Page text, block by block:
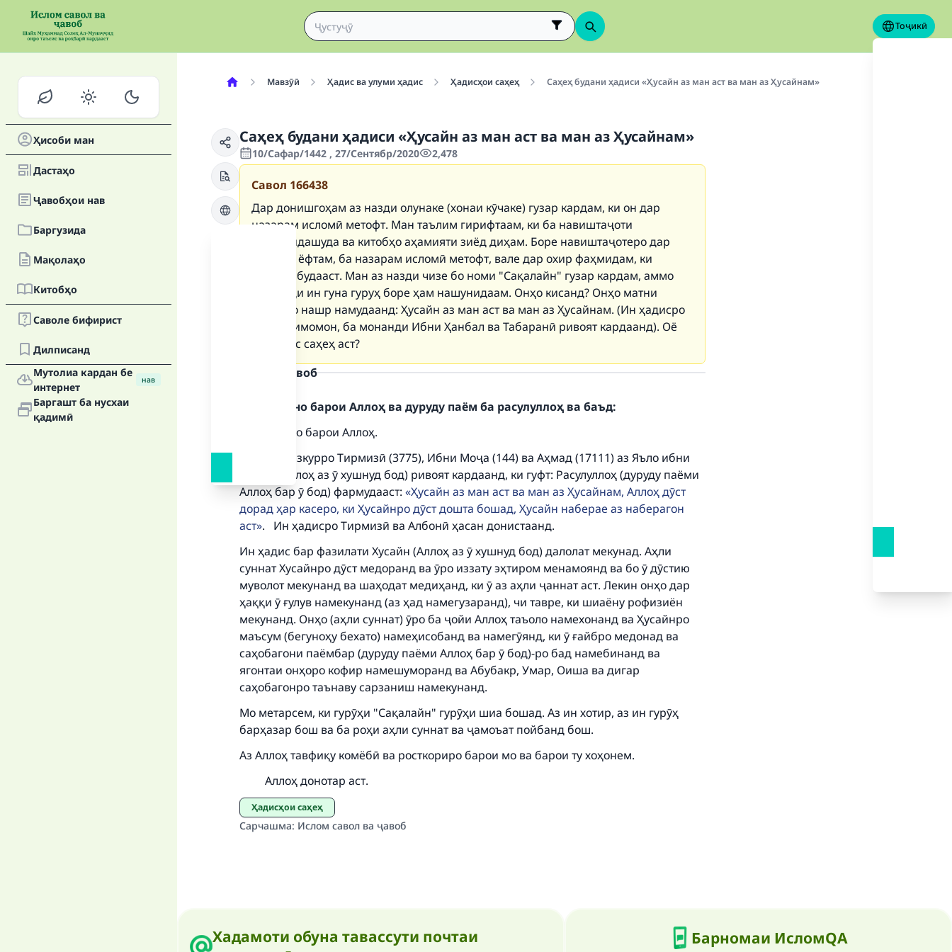
Тоҷикӣ
Ҳисоби ман
Дастаҳо
Ҷавобҳои нав
Баргузида
Мақолаҳо
Китобҳо
Саволе бифирист
Дилписанд
Мутолиа кардан бе
интернет
нав
Баргашт ба нусхаи
қадимӣ
Мавзӯӣ Ҳадис ва улуми ҳадис Ҳадисҳои саҳеҳ Саҳеҳ будани ҳадиси «Ҳусайн аз ман аст ва ман аз Ҳусайнам»
Саҳеҳ будани ҳадиси «Ҳусайн аз ман аст ва ман аз Ҳусайнам»
10/Сафар/1442 , 27/Сентябр/2020 2,478
Савол 166438
Дар донишгоҳам аз назди олунаке (хонаи кӯчаке) гузар кардам, ки он дар
назарам исломӣ метофт. Ман таълим гирифтаам, ки ба навиштаҷоти
часпонидашуда ва китобҳо аҳамияти зиёд диҳам. Боре навиштаҷотеро дар
олунаке ёфтам, ба назарам исломӣ метофт, вале дар охир фаҳмидам, ки
Аҳмадӣ будааст. Ман аз назди чизе бо номи "Сақалайн" гузар кардам, аммо
ман оиди ин гуна гуруҳ боре ҳам нашунидаам. Онҳо кисанд? Онҳо матни
зеринро нашр намудаанд: Ҳусайн аз ман аст ва ман аз Ҳусайнам. (Ин ҳадисро
якчанд имомон, ба монанди Ибни Ҳанбал ва Табаранӣ ривоят кардаанд). Оё
ин ҳадис саҳеҳ аст?
Матни ҷавоб
Ҳамду сано барои Аллоҳ ва дуруду паём ба расулуллоҳ ва баъд:
Ҳамду сано барои Аллоҳ.
Хадиси мазкурро Тирмизӣ (3775), Ибни Моҷа (144) ва Аҳмад (17111) аз Яъло ибни
Мурра (Аллоҳ аз ӯ хушнуд бод) ривоят кардаанд, ки гуфт: Расулуллоҳ (дуруду паёми
Аллоҳ бар ӯ бод) фармудааст: Ҳусайн аз ман аст ва ман аз Ҳусайнам, Аллоҳ дӯст
дорад ҳар касеро, ки Ҳусайнро дӯст дошта бошад, Ҳусайн наберае аз наберагон
аст . Ин ҳадисро Тирмизӣ ва Албонӣ ҳасан донистаанд.
Ин ҳадис бар фазилати Хусайн (Аллоҳ аз ӯ хушнуд бод) далолат мекунад. Аҳли
суннат Хусайнро дӯст медоранд ва ӯро иззату эҳтиром менамоянд ва бо ӯ дӯстию
муволот мекунанд ва шаҳодат медиҳанд, ки ӯ аз аҳли ҷаннат аст. Лекин онҳо дар
ҳаққи ӯ ғулув намекунанд (аз ҳад намегузаранд), чи тавре, ки шиаёну рофизиён
мекунанд. Онҳо (аҳли суннат) ӯро ба ҷойи Аллоҳ таъоло намехонанд ва Ҳусайнро
маъсум (бегуноҳу бехато) намеҳисобанд ва намегӯянд, ки ӯ ғайбро медонад ва
саҳобагони паёмбар (дуруду паёми Аллоҳ бар ӯ бод)-ро бад намебинанд ва
ягонтаи онҳоро кофир намешуморанд ва Абубакр, Умар, Оиша ва дигар
саҳобагонро таънаву сарзаниш намекунанд.
Мо метарсем, ки гурӯҳи "Сақалайн" гурӯҳи шиа бошад. Аз ин хотир, аз ин гурӯҳ
барҳазар бош ва ба роҳи аҳли суннат ва ҷамоъат пойбанд бош.
Аз Аллоҳ тавфиқу комёбӣ ва росткориро барои мо ва барои ту хоҳонем.
Аллоҳ донотар аст.
Ҳадисҳои саҳеҳ
Сарчашма: Ислом савол ва ҷавоб
Хадамоти обуна тавассути почтаи
Барномаи ИсломQA
Make an impact on millions of lives with your
contribution today
The Prophet (ﷺ) said:
"A person who leads others to doing what is good will earn the
same reward as those who do it."
(MUSLIM, 1893)
Support IslamQA